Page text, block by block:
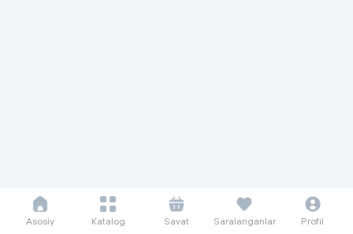
Asosiy Katalog Savat Saralanganlar Profil